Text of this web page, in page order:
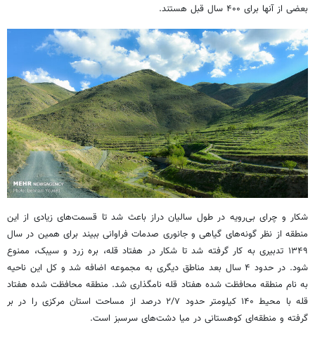
بعضی از آنها برای ۴۰۰ سال قبل هستند.
شکار و چرای بی‌رویه در طول سالیان دراز باعث شد تا قسمت‌های زیادی از این
منطقه از نظر گونه‌های گیاهی و جانوری صدمات فراوانی ببیند برای همین در سال
۱۳۴۹ تدبیری به کار گرفته شد تا شکار در هفتاد قله، بره زرد و سیبک، ممنوع
شود. در حدود ۴ سال بعد مناطق دیگری به مجموعه اضافه شد و کل این ناحیه
به نام منطقه محافظت شده هفتاد قله نامگذاری شد. منطقه محافظت شده هفتاد
قله با محیط ۱۴۰ کیلومتر حدود ۲/۷ درصد از مساحت استان مرکزی را در بر
گرفته و منطقه‌ای کوهستانی در میا دشت‌های سرسبز است.